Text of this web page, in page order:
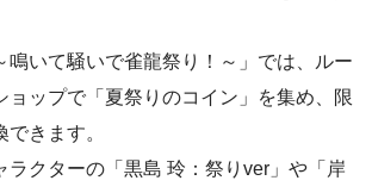
鳴いて騒いで雀龍祭り！～」では、ルー
ョップで「夏祭りのコイン」を集め、限
きます。
ラクターの「黒島 玲：祭りver」や「岸